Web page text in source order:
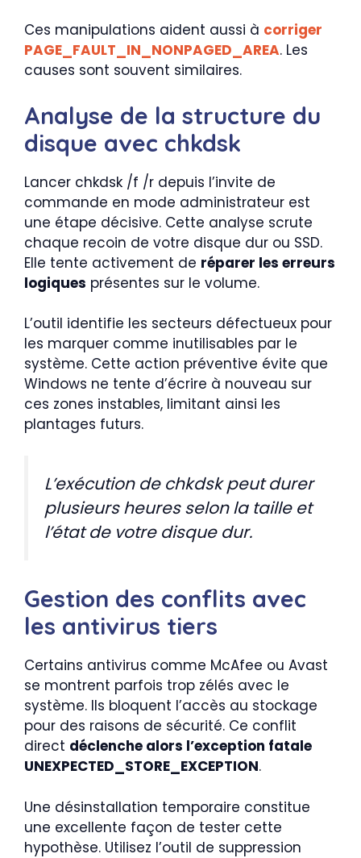
Ces manipulations aident aussi à corriger
PAGE_FAULT_IN_NONPAGED_AREA. Les
causes sont souvent similaires.
Analyse de la structure du
disque avec chkdsk
Lancer chkdsk /f /r depuis l’invite de
commande en mode administrateur est
une étape décisive. Cette analyse scrute
chaque recoin de votre disque dur ou SSD.
Elle tente activement de réparer les erreurs
logiques présentes sur le volume.
L’outil identifie les secteurs défectueux pour
les marquer comme inutilisables par le
système. Cette action préventive évite que
Windows ne tente d’écrire à nouveau sur
ces zones instables, limitant ainsi les
plantages futurs.
L’exécution de chkdsk peut durer
plusieurs heures selon la taille et
l’état de votre disque dur.
Gestion des conflits avec
les antivirus tiers
Certains antivirus comme McAfee ou Avast
se montrent parfois trop zélés avec le
système. Ils bloquent l’accès au stockage
pour des raisons de sécurité. Ce conflit
direct déclenche alors l’exception fatale
UNEXPECTED_STORE_EXCEPTION.
Une désinstallation temporaire constitue
une excellente façon de tester cette
hypothèse. Utilisez l’outil de suppression